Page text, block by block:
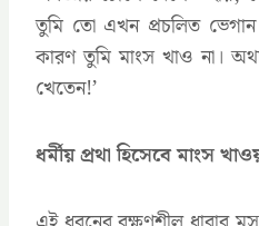
তুমি তো এখন প্রচলিত
কারণ তুমি মাংস খাও না।
খেতেন!’
ধর্মীয় প্রথা হিসেবে মাংস